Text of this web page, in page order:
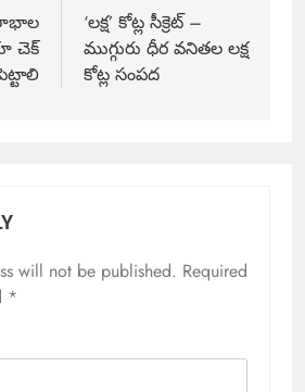
చెక్
‘లక్ష’ కోట్ల సీక్రెట్ –
ముగ్గురు ధీర వనితల లక్ష
కోట్ల సంపద
will not be published. Required
*